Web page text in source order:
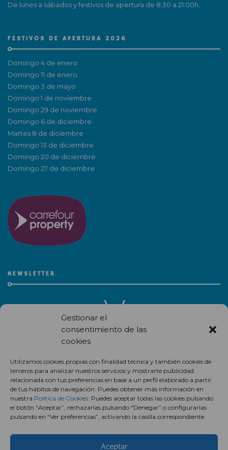
Gestionar el
consentimiento de las
cookies
Utilizamos cookies propias con finalidad técnica y también cookies de
terceros para analizar nuestros servicios y mostrarte publicidad
relacionada con tus preferencias en base a un perfil elaborado a partir
de tus hábitos de navegación. Puedes obtener más información en
nuestra Política de Cookies. Puedes aceptar todas las cookies pulsando
el botón “Aceptar”, rechazarlas pulsando “Denegar” o configurarlas
pulsando en “Ver preferencias”, activando la casilla correspondiente.
Aceptar
De lunes a sábados y festivos de apertura de 8:30 a 21:00h.
FESTIVOS DE APERTURA 2026
Domingo 4 de enero
Domingo 11 de enero
Domingo 3 de mayo
Domingo 1 de noviembre
Domingo 29 de noviembre
Domingo 6 de diciembre
Martes 8 de diciembre
Domingo 13 de diciembre
Domingo 20 de diciembre
Domingo 27 de diciembre
NEWSLETTER
centro comercial.
Suscríbete